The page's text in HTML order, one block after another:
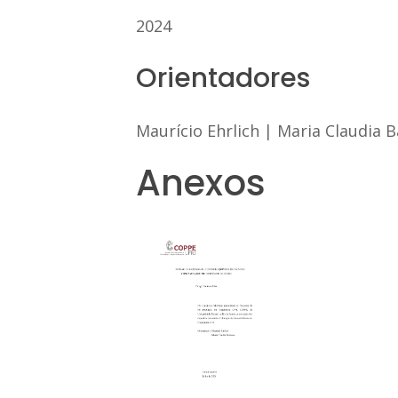
2024
Orientadores
Maurício Ehrlich | Maria Claudia
Anexos